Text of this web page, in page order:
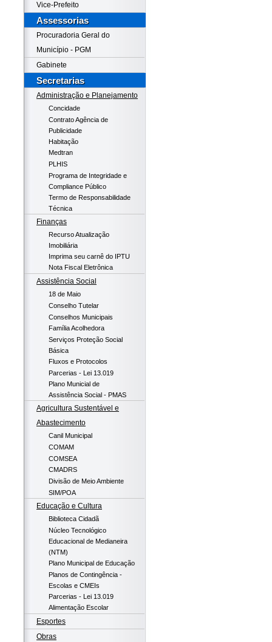
Vice-Prefeito
Assessorias
Procuradoria Geral do
Município - PGM
Gabinete
Secretarias
Administração e Planejamento
Concidade
Contrato Agência de
Publicidade
Habitação
Medtran
PLHIS
Programa de Integridade e
Compliance Público
Termo de Responsabilidade
Técnica
Finanças
Recurso Atualização
Imobiliária
Imprima seu carnê do IPTU
Nota Fiscal Eletrônica
Assistência Social
18 de Maio
Conselho Tutelar
Conselhos Municipais
Família Acolhedora
Serviços Proteção Social
Básica
Fluxos e Protocolos
Parcerias - Lei 13.019
Plano Municial de
Assistência Social - PMAS
Agricultura Sustentável e
Abastecimento
Canil Municipal
COMAM
COMSEA
CMADRS
Divisão de Meio Ambiente
SIM/POA
Educação e Cultura
Biblioteca Cidadã
Núcleo Tecnológico
Educacional de Medianeira
(NTM)
Plano Municipal de Educação
Planos de Contingência -
Escolas e CMEIs
Parcerias - Lei 13.019
Alimentação Escolar
Esportes
Obras